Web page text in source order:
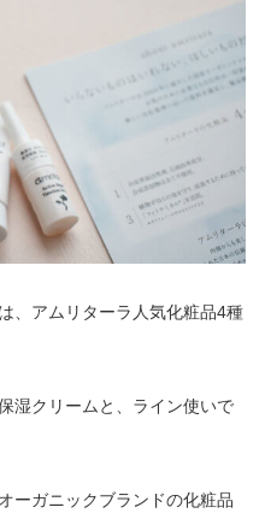
、アムリターラ人気化粧品4種
湿クリームと、ライン使いで
ーガニックブランドの化粧品